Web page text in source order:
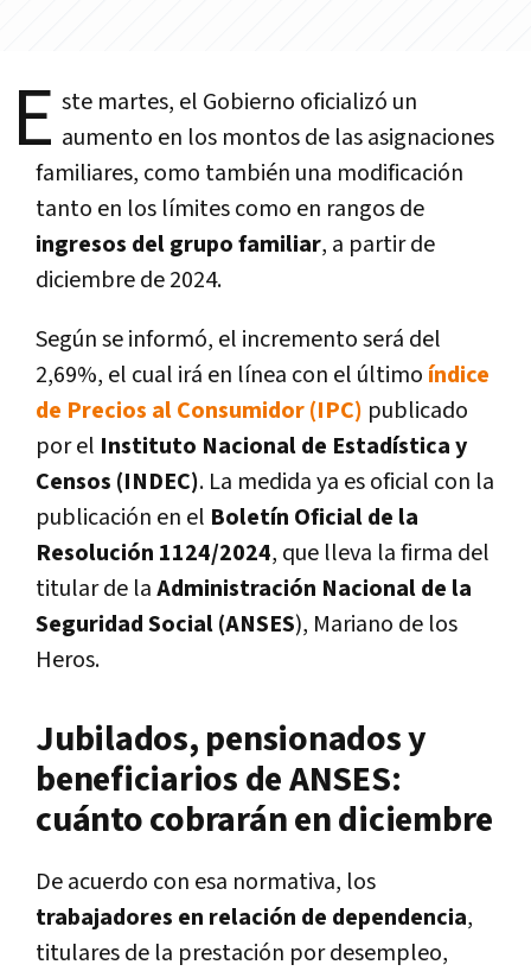
E ste martes, el Gobierno oficializó un
aumento en los montos de las asignaciones
familiares, como también una modificación
tanto en los límites como en rangos de
ingresos del grupo familiar, a partir de
diciembre de 2024.
Según se informó, el incremento será del
2,69%, el cual irá en línea con el último índice
de Precios al Consumidor (IPC) publicado
por el Instituto Nacional de Estadística y
Censos (INDEC). La medida ya es oficial con la
publicación en el Boletín Oficial de la
Resolución 1124/2024, que lleva la firma del
titular de laAdministración Nacional de la
Seguridad Social (ANSES), Mariano de los
Heros.
Jubilados, pensionados y
beneficiarios de ANSES:
cuánto cobrarán en diciembre
De acuerdo con esa normativa, los
trabajadores en relación de dependencia,
titulares de la prestación por desempleo,